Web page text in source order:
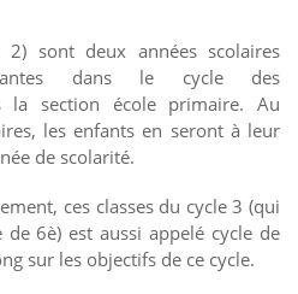
sont deux années scolaires
dans le cycle des
la section école primaire. Au
les enfants en seront à leur
de scolarité.
ces classes du cycle 3 (qui
de 6è) est aussi appelé cycle de
sur les objectifs de ce cycle.